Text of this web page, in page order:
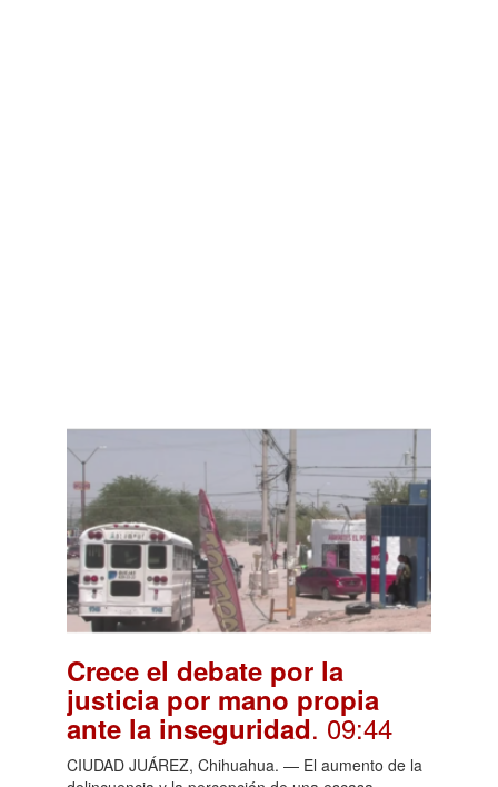
Crece el debate por la
justicia por mano propia
ante la inseguridad. 09:44
CIUDAD JUÁREZ, Chihuahua. — El aumento de la